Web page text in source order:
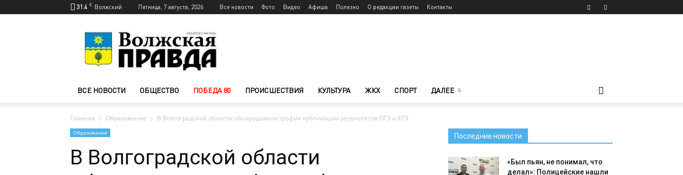
31.4 C Волжский Пятница, 7 августа, 2026 Все новости Фото Видео Афиша Полезно О редакции газеты Контакты
Волжского
—
Волжская
ВСЕ НОВОСТИ ОБЩЕСТВО ПОБЕДА 80 ПРОИСШЕСТВИЯ КУЛЬТУРА ЖКХ СПОРТ ДАЛЕЕ
Главная Образование В Волгоградской области обнародовали график публикации результатов ОГЭ и ЕГЭ
Образование
В Волгоградской области
Последние новости
«Был пьян, не понимал, что
делал»: Полицейские нашли